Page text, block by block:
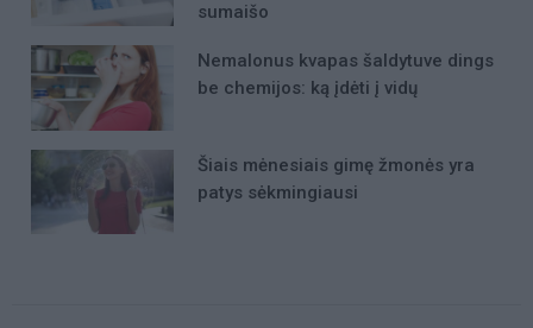
sumaišo
Nemalonus kvapas šaldytuve dings
be chemijos: ką įdėti į vidų
Šiais mėnesiais gimę žmonės yra
patys sėkmingiausi